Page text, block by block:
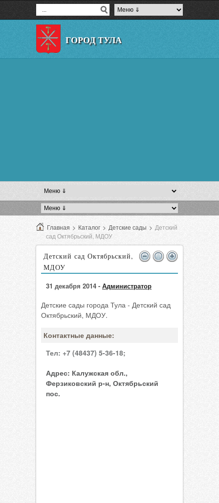
ГОРОД ТУЛА
Главная > Каталог > Детские сады > Детский
сад Октябрьский, МДОУ
Детский сад Октябрьский,
МДОУ
31 декабря 2014 - Администратор
Детские сады города Тула - Детский сад
Октябрьский, МДОУ.
Контактные данные:
Тел: +7 (48437) 5-36-18;
Адрес: Калужская обл.,
Ферзиковский р-н, Октябрьский
пос.